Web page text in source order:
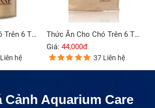
Thức Ăn Cho Chó Trên 6 Tháng ANF 6Free Vị Cừu 400g
hệ
Thức Ăn Cho Chó Trên 6 Tháng ANF 6Free Vị Cừu 200g
Giá: 44,000đ
37 Liên hệ
Cảnh Aquarium Care